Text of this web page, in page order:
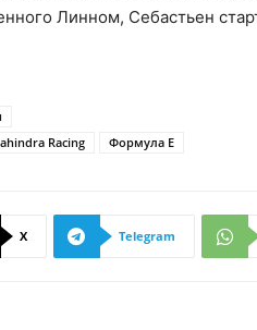
Линном, Себастьен
Racing Формула Е
X Telegram